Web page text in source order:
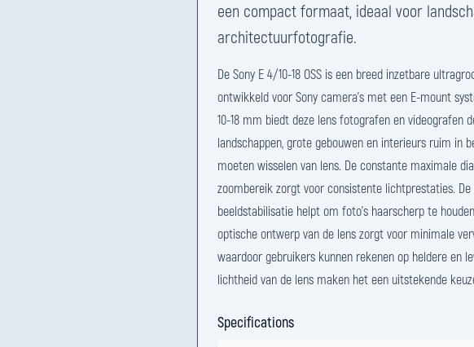
een compact formaat, ideaal voor
architectuurfotografie.
De Sony E 4/10-18 OSS is een breed inzetbare
ontwikkeld voor Sony camera's met een E-mount
10-18 mm biedt deze lens fotografen en videografen
landschappen, grote gebouwen en interieurs ruim in
moeten wisselen van lens. De constante maximale
zoombereik zorgt voor consistente lichtprestaties. De
beeldstabilisatie helpt om foto's haarscherp te
optische ontwerp van de lens zorgt voor minimale
waardoor gebruikers kunnen rekenen op heldere en
lichtheid van de lens maken het een uitstekende
Specifications